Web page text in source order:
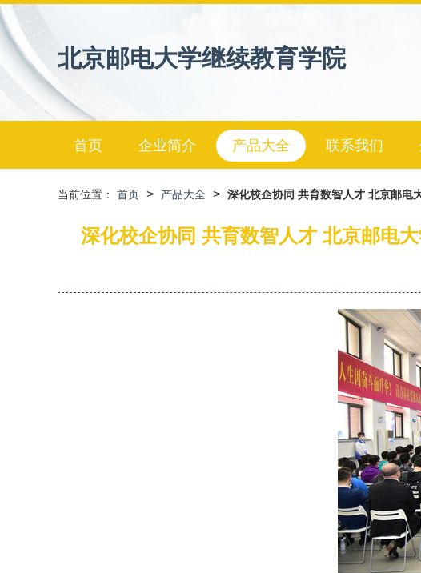
北京邮电大学继续教育学院
首页 企业简介 产品大全 联系我们
当前位置： 首页 > 产品大全 > 深化校企协同 共育数智人才 北京邮
深化校企协同 共育数智人才 北京邮电